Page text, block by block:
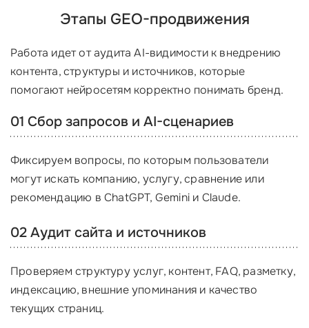
Этапы GEO-продвижения
Работа идет от аудита AI-видимости к внедрению
контента, структуры и источников, которые
помогают нейросетям корректно понимать бренд.
01 Сбор запросов и AI-сценариев
Фиксируем вопросы, по которым пользователи
могут искать компанию, услугу, сравнение или
рекомендацию в ChatGPT, Gemini и Claude.
02 Аудит сайта и источников
Проверяем структуру услуг, контент, FAQ, разметку,
индексацию, внешние упоминания и качество
текущих страниц.